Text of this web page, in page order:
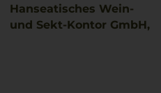
Hanseatisches Wein-
und Sekt-Kontor GmbH,